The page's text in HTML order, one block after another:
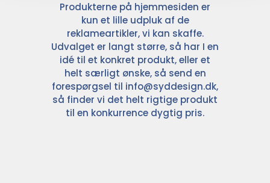
Produkterne på hjemmesiden er
kun et lille udpluk af de
reklameartikler, vi kan skaffe.
Udvalget er langt større, så har I en
idé til et konkret produkt, eller et
helt særligt ønske, så send en
forespørgsel til info@syddesign.dk,
så finder vi det helt rigtige produkt
til en konkurrence dygtig pris.